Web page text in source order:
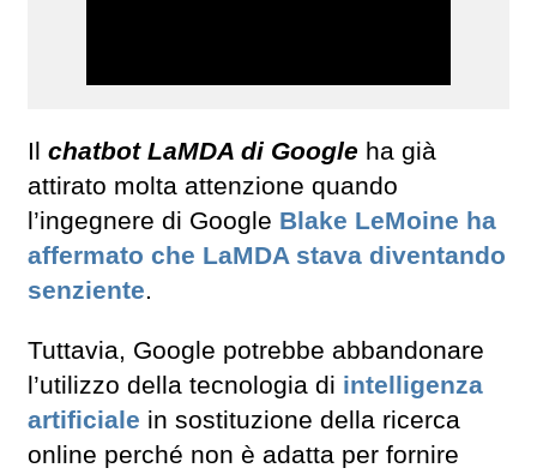
Il chatbot LaMDA di Google ha già
attirato molta attenzione quando
l’ingegnere di Google Blake LeMoine ha
affermato che LaMDA stava diventando
senziente.
Tuttavia, Google potrebbe abbandonare
l’utilizzo della tecnologia di intelligenza
artificiale in sostituzione della ricerca
online perché non è adatta per fornire